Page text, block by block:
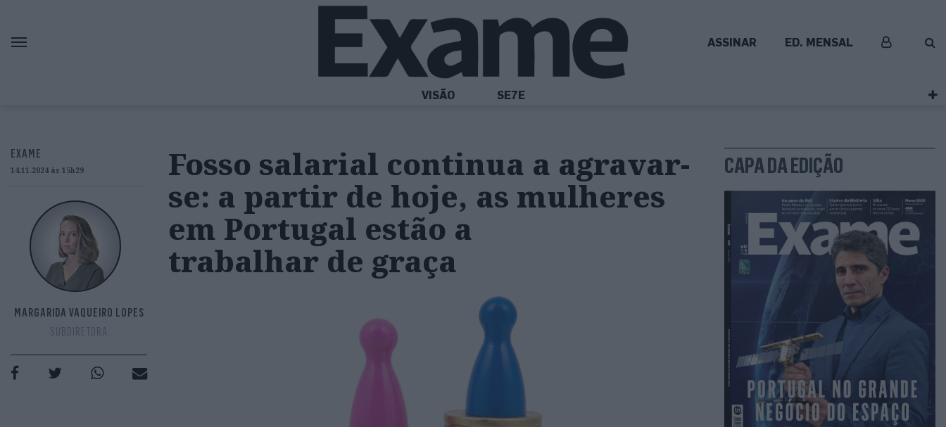
ASSINAR ED. MENSAL
VISÃO SE7E
EXAME
14.11.2024 às 15h29
MARGARIDA VAQUEIRO LOPES
SUBDIRETORA
Fosso salarial continua a agravar-
se: a partir de hoje, as mulheres
em Portugal estão a
trabalhar de graça
CAPA DA EDIÇÃO